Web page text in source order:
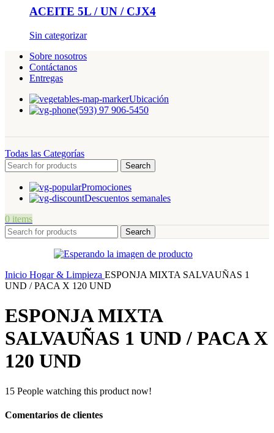
ACEITE 5L / UN / CJX4
Sin categorizar
Sobre nosotros
Contáctanos
Entregas
Ubicación
(593) 97 906-5450
Todas las Categorías
Search
Promociones
Descuentos semanales
0 items
Search
Inicio Hogar & Limpieza ESPONJA MIXTA SALVAUÑAS 1
UND / PACA X 120 UND
ESPONJA MIXTA
SALVAUÑAS 1 UND / PACA X
120 UND
15 People watching this product now!
Comentarios de clientes